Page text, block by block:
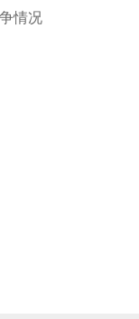
情况